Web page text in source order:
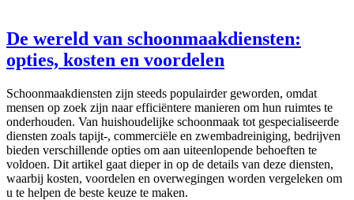
De wereld van schoonmaakdiensten:
opties, kosten en voordelen
Schoonmaakdiensten zijn steeds populairder geworden, omdat
mensen op zoek zijn naar efficiëntere manieren om hun ruimtes te
onderhouden. Van huishoudelijke schoonmaak tot gespecialiseerde
diensten zoals tapijt-, commerciële en zwembadreiniging, bedrijven
bieden verschillende opties om aan uiteenlopende behoeften te
voldoen. Dit artikel gaat dieper in op de details van deze diensten,
waarbij kosten, voordelen en overwegingen worden vergeleken om
u te helpen de beste keuze te maken.